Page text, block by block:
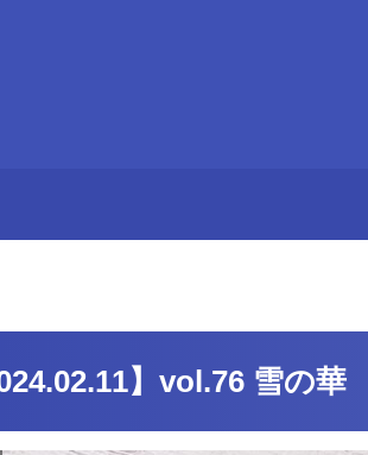
】vol.76 雪の華